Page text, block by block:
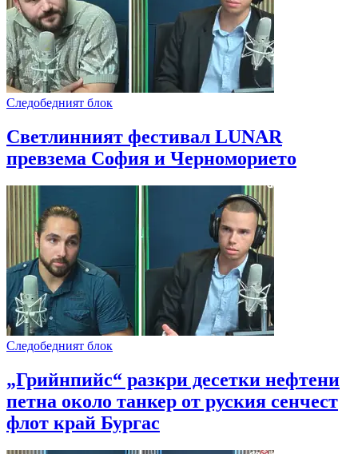
Следобедният блок
Светлинният фестивал LUNAR
превзема София и Черноморието
Следобедният блок
„Грийнпийс“ разкри десетки нефтени
петна около танкер от руския сенчест
флот край Бургас